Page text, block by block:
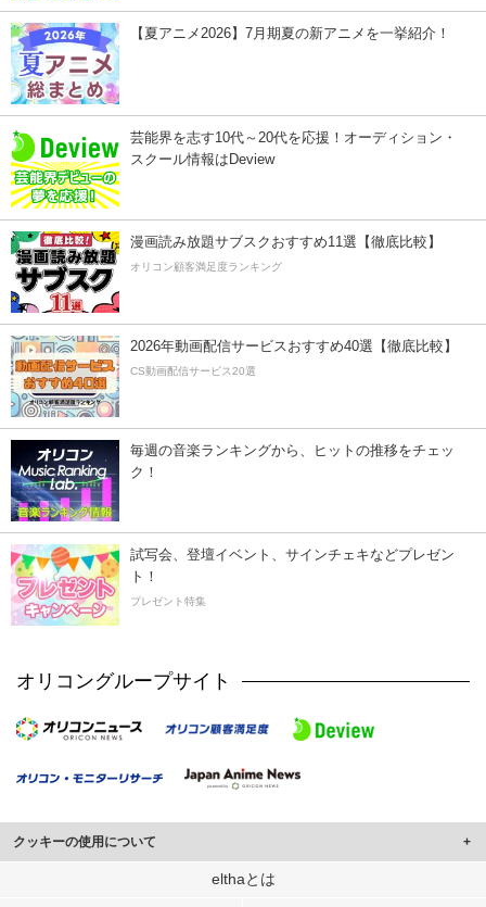
【夏アニメ2026】7月期夏の新アニメを一挙紹介！
芸能界を志す10代～20代を応援！オーディション・
スクール情報はDeview
漫画読み放題サブスクおすすめ11選【徹底比較】
オリコン顧客満足度ランキング
2026年動画配信サービスおすすめ40選【徹底比較】
CS動画配信サービス20選
毎週の音楽ランキングから、ヒットの推移をチェッ
ク！
試写会、登壇イベント、サインチェキなどプレゼン
ト！
プレゼント特集
オリコングループサイト
クッキーの使用について
このサイトでは Cookie を使用して、ユーザーに合わせたコンテンツや広告の
elthaとは